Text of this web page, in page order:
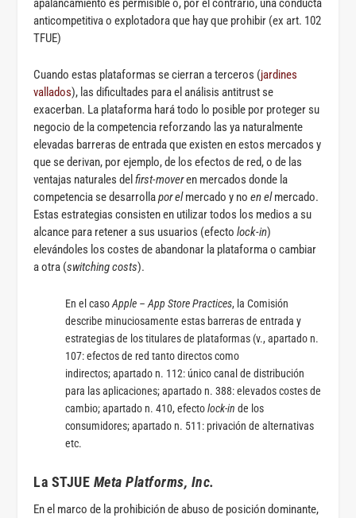
anticompetitiva o explotadora que hay que prohibir (ex art. 102
TFUE)
Cuando estas plataformas se cierran a terceros (jardines
vallados), las dificultades para el análisis antitrust se
exacerban. La plataforma hará todo lo posible por proteger su
negocio de la competencia reforzando las ya naturalmente
elevadas barreras de entrada que existen en estos mercados y
que se derivan, por ejemplo, de los efectos de red, o de las
ventajas naturales delfirst-moveren mercados donde la
competencia se desarrollapor elmercado y noen elmercado.
Estas estrategias consisten en utilizar todos los medios a su
alcance para retener a sus usuarios (efectolock-in)
elevándoles los costes de abandonar la plataforma o cambiar
a otra (switching costs).
En el casoApple – App Store Practices, la Comisión
describe minuciosamente estas barreras de entrada y
estrategias de los titulares de plataformas (v., apartado n.
107:efectos de red tanto directos como
indirectos; apartado n. 112: único canal de distribución
para las aplicaciones;apartado n. 388:elevados costes de
cambio;apartado n. 410, efectolock-in de los
consumidores;apartado n. 511: privación de alternativas
etc.
La STJUE Meta Platforms, Inc.
En el marco de la prohibición de abuso de posición dominante,